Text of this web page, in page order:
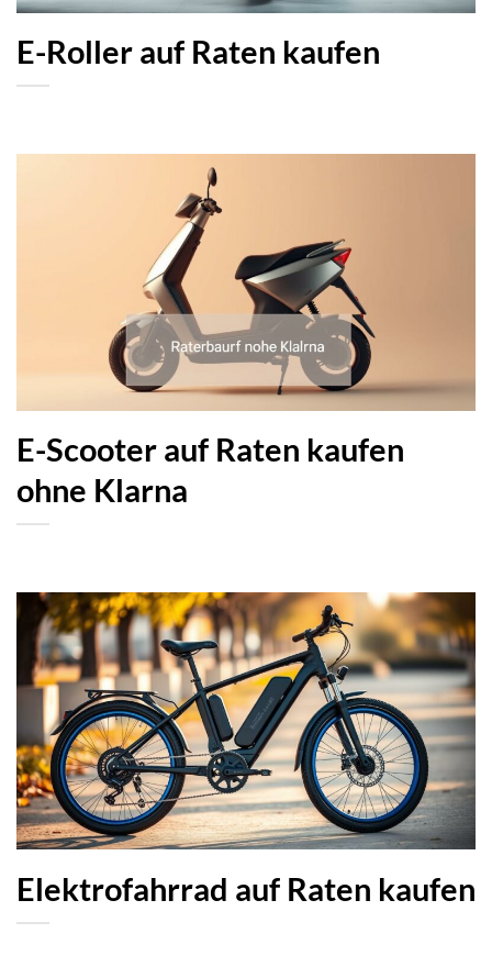
E-Roller auf Raten kaufen
E-Scooter auf Raten kaufen
ohne Klarna
Elektrofahrrad auf Raten kaufen